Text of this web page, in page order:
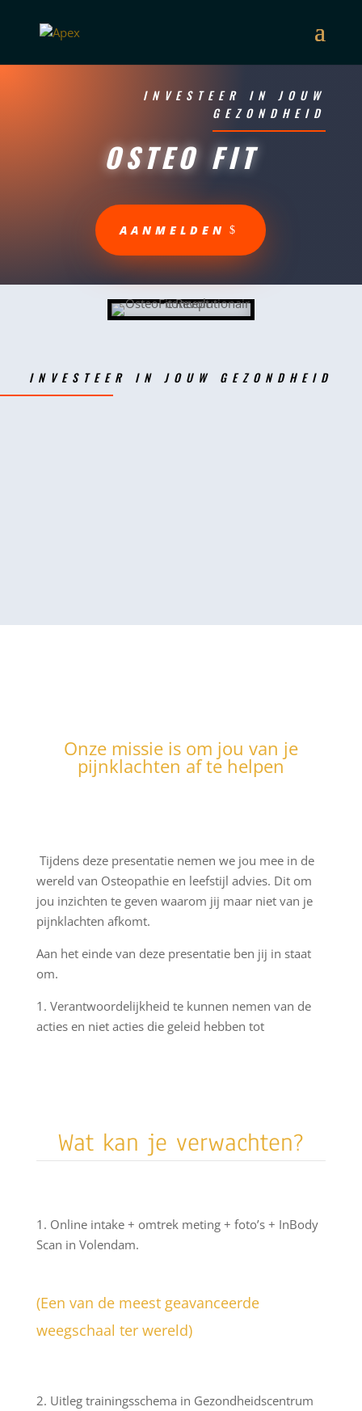
INVESTEER IN JOUW
GEZONDHEID
OSTEO FIT
AANMELDEN
INVESTEER IN JOUW GEZONDHEID
Onze missie is om jou van je
pijnklachten af te helpen
Tijdens deze presentatie nemen we jou mee in de
wereld van Osteopathie en leefstijl advies. Dit om
jou inzichten te geven waarom jij maar niet van je
pijnklachten afkomt.
Aan het einde van deze presentatie ben jij in staat
om.
1. Verantwoordelijkheid te kunnen nemen van de
acties en niet acties die geleid hebben tot
Wat kan je verwachten?
1. Online intake + omtrek meting + foto’s + InBody
Scan in Volendam.
(Een van de meest geavanceerde
weegschaal ter wereld)
2. Uitleg trainingsschema in Gezondheidscentrum